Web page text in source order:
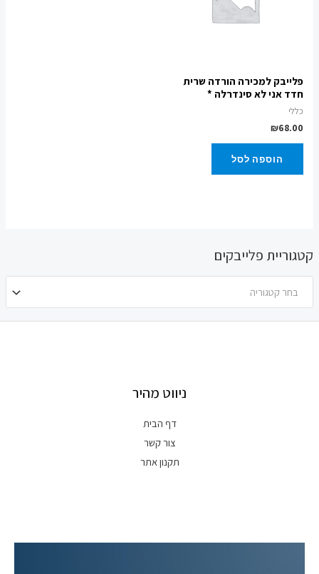
קטגוריית פלייבקים
בחר קטגוריה
פלייבק למכירה הורדה שרית
חדד אני לא סינדרלה *
כללי
₪68.00
הוספה לסל
ניווט מהיר
דף הבית
צור קשר
תקנון אתר